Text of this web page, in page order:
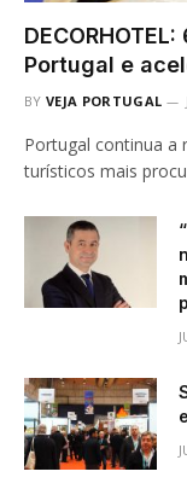
Portugal e
BY VEJA PORTUGAL
Portugal continua a
turísticos mais